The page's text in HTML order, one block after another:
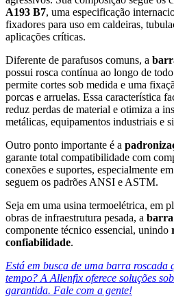
A193 B7, uma especificação
fixadores para uso em caldeiras,
aplicações críticas.
Diferente de parafusos comuns, a
possui rosca contínua ao longo de
permite cortes sob medida e uma
porcas e arruelas. Essa característica
reduz perdas de material e otimiza a
metálicas, equipamentos industriais e
Outro ponto importante é a
garante total compatibilidade com
conexões e suportes, especialmente
seguem os padrões ANSI e ASTM.
Seja em uma usina termoelétrica, em
obras de infraestrutura pesada, a
componente técnico essencial, unindo
confiabilidade.
Está em busca de uma barra roscada
tempo? A Allenfix oferece soluções
garantida. Fale com a gente!